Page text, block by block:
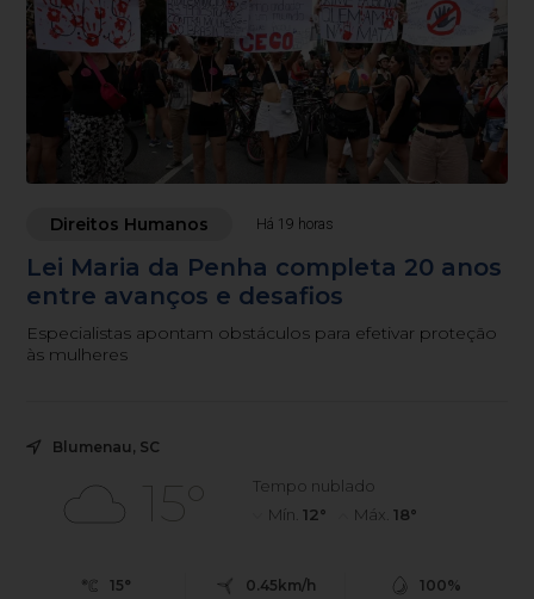
Direitos Humanos Há 19 horas
Lei Maria da Penha completa 20 anos
entre avanços e desafios
Especialistas apontam obstáculos para efetivar proteção
às mulheres
Blumenau, SC
15°
Tempo nublado
Mín. 12° Máx. 18°
15° 0.45km/h 100%